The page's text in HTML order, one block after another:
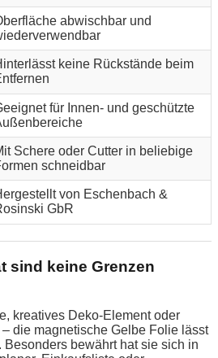
abwischbar und
keine Rückstände beim
für Innen- und geschützte
Schere oder Cutter in beliebige
schneidbar
von Eschenbach &
GbR
sind keine Grenzen
kreatives Deko-Element oder
die magnetische Gelbe Folie lässt
bewährt hat sie sich in